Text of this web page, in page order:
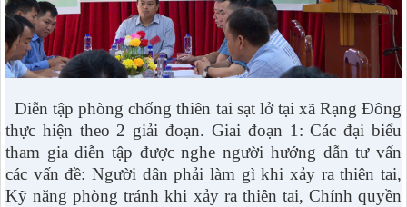
Diễn tập phòng chống thiên tai sạt lở tại xã Rạng Đông
thực hiện theo 2 giải đoạn. Giai đoạn 1: Các đại biểu
tham gia diễn tập được nghe người hướng dẫn tư vấn
các vấn đề: Người dân phải làm gì khi xảy ra thiên tai,
Kỹ năng phòng tránh khi xảy ra thiên tai, Chính quyền